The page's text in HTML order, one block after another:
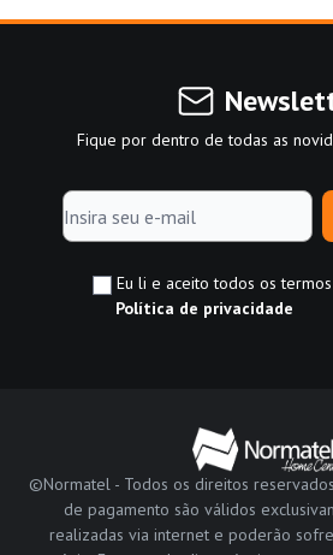
Fique por dentro de todas as
Eu li e aceito todos os
Política de privacidade
©Normatel - Todos os direitos
de pagamento são válidos
realizadas via internet e poderão